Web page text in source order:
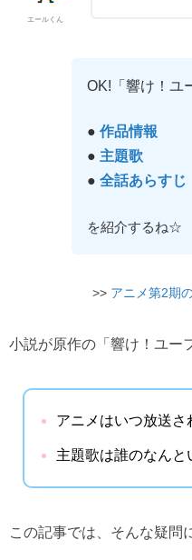
エールくん
OK!「響け！ユ
● 作品情報
● 主題歌
● 全話あらすじ
を紹介するね☆
>> アニメ第2期
小説が原作の「響け！ユー
アニメはいつ放送さ
主題歌は誰のなんと
この記事では、そんな疑問